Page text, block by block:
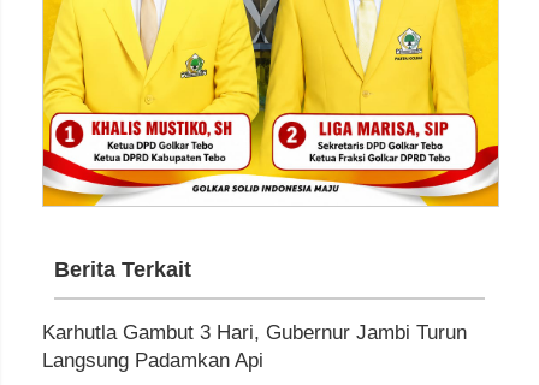
Berita Terkait
Karhutla Gambut 3 Hari, Gubernur Jambi Turun
Langsung Padamkan Api